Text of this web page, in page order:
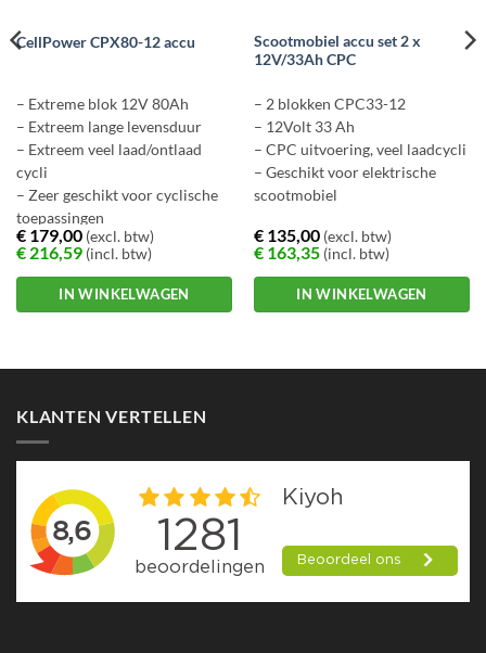
CellPower CPX80-12 accu
– Extreme blok 12V 80Ah
– Extreem lange levensduur
– Extreem veel laad/ontlaad
cycli
– Zeer geschikt voor cyclische
toepassingen
– Ook geschikt voor movers,
scootmobiel etc.
€179,00(excl. btw)
€216,59(incl. btw)
IN WINKELWAGEN
Scootmobiel accu set 2 x
12V/33Ah CPC
– 2 blokken CPC33-12
– 12Volt 33 Ah
– CPC uitvoering, veel laadcycli
– Geschikt voor elektrische
scootmobiel
€135,00(excl. btw)
€163,35(incl. btw)
IN WINKELWAGEN
KLANTEN VERTELLEN